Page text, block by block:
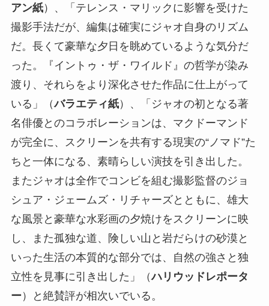
アン紙）、「テレンス・マリックに影響を受けた
撮影手法だが、編集は確実にジャオ自身のリズム
だ。長くて豪華な夕日を眺めているような気分だ
った。『イントゥ・ザ・ワイルド』の哲学が染み
渡り、それらをより深化させた作品に仕上がって
いる」（バラエティ紙）、「ジャオの初となる著
名俳優とのコラボレーションは、マクドーマンド
が完全に、スクリーンを共有する現実の“ノマド”た
ちと一体になる、素晴らしい演技を引き出した。
またジャオは全作でコンビを組む撮影監督のジョ
シュア・ジェームズ・リチャーズとともに、雄大
な風景と豪華な水彩画の夕焼けをスクリーンに映
し、また孤独な道、険しい山と岩だらけの砂漠と
いった生活の本質的な部分では、自然の強さと独
立性を見事に引き出した」（ハリウッドレポータ
ー ）と絶賛評が相次いでいる。